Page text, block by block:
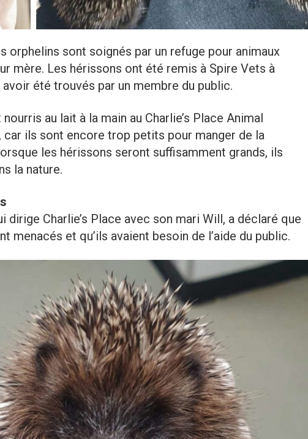
orphelins sont soignés par un refuge pour animaux
mère. Les hérissons ont été remis à Spire Vets à
été trouvés par un membre du public.
au lait à la main au Charlie’s Place Animal
car ils sont encore trop petits pour manger de la
les hérissons seront suffisamment grands, ils
la nature.
dirige Charlie’s Place avec son mari Will, a déclaré que
menacés et qu’ils avaient besoin de l’aide du public.